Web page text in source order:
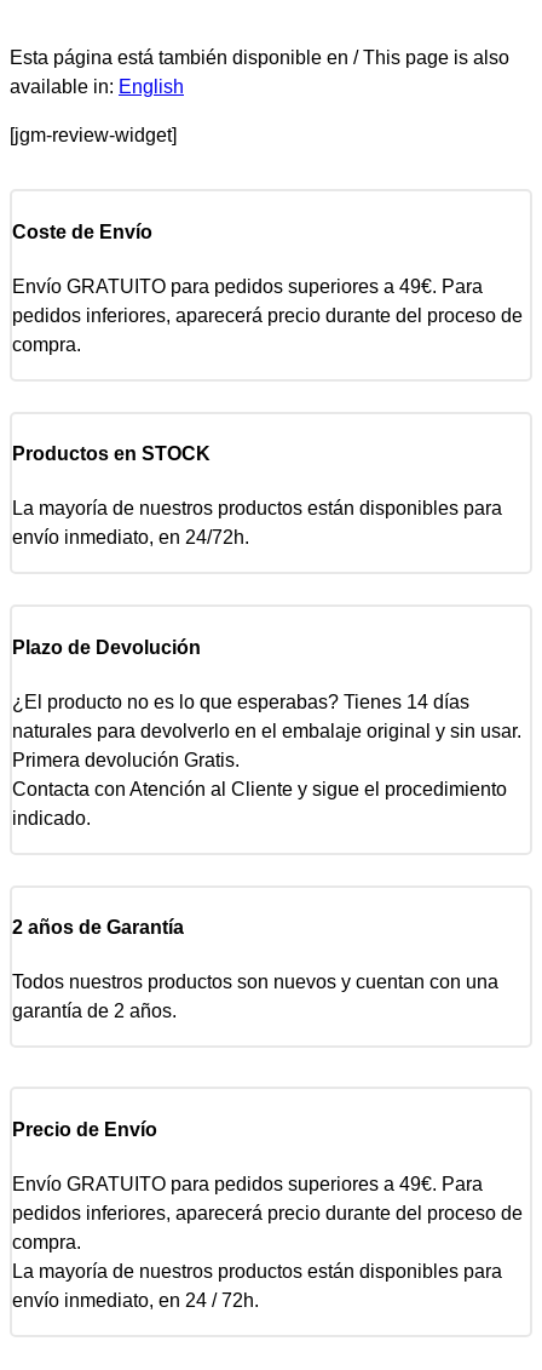
Esta página está también disponible en / This page is also
available in: English
[jgm-review-widget]
Coste de Envío
Envío GRATUITO para pedidos superiores a 49€. Para
pedidos inferiores, aparecerá precio durante del proceso de
compra.
Productos en STOCK
La mayoría de nuestros productos están disponibles para
envío inmediato, en 24/72h.
Plazo de Devolución
¿El producto no es lo que esperabas? Tienes 14 días
naturales para devolverlo en el embalaje original y sin usar.
Primera devolución Gratis.
Contacta con Atención al Cliente y sigue el procedimiento
indicado.
2 años de Garantía
Todos nuestros productos son nuevos y cuentan con una
garantía de 2 años.
Precio de Envío
Envío GRATUITO para pedidos superiores a 49€. Para
pedidos inferiores, aparecerá precio durante del proceso de
compra.
La mayoría de nuestros productos están disponibles para
envío inmediato, en 24 / 72h.